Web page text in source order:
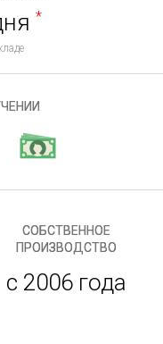
*
СОБСТВЕННОЕ
ПРОИЗВОДСТВО
с 2006 года